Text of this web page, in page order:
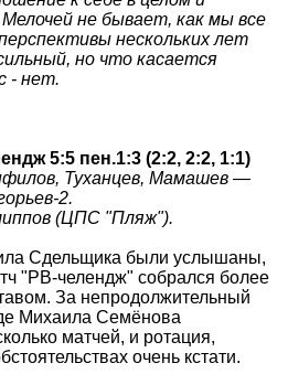
не бывает, как мы все
нескольких лет
но что касается
- нет.
5:5 пен.1:3 (2:2, 2:2, 1:1)
Туханцев, Мамашев —
2.
(ЦПС "Пляж").
Сдельщика были услышаны,
"РВ-челендж" собрался более
За непродолжительный
Михаила Семёнова
матчей, и ротация,
очень кстати.